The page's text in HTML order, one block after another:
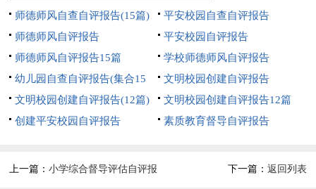
师德师风自查自评报告(15篇)
平安校园自查自评报告
师德师风自评报告
平安校园自评报告
师德师风自评报告15篇
学校师德师风自评报告
幼儿园自查自评报告(集合15
篇)
文明校园创建自评报告
文明校园创建自评报告(12篇)
文明校园创建自评报告12篇
创建平安校园自评报告
素质教育督导自评报告
上一篇：小学综合督导评估自评报 下一篇： 返回列表